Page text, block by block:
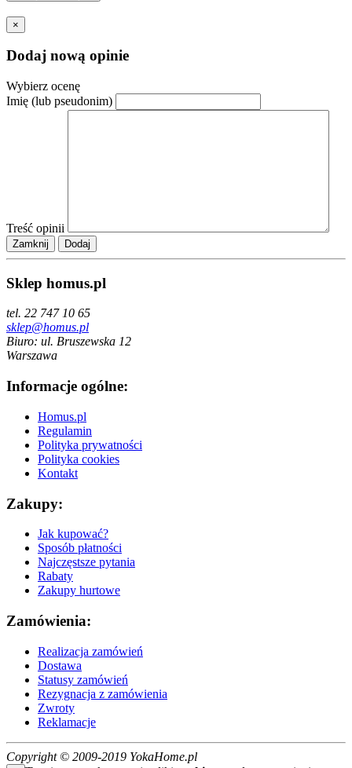
×
Dodaj nową opinie
Wybierz ocenę
Imię (lub pseudonim)
Treść opinii
Zamknij
Sklep homus.pl
tel. 22 747 10 65
sklep@homus.pl
Biuro: ul. Bruszewska 12
Warszawa
Informacje ogólne:
Homus.pl
Regulamin
Polityka prywatności
Polityka cookies
Kontakt
Zakupy:
Jak kupować?
Sposób płatności
Najczęstsze pytania
Rabaty
Zakupy hurtowe
Zamówienia:
Realizacja zamówień
Dostawa
Statusy zamówień
Rezygnacja z zamówienia
Zwroty
Reklamacje
Copyright © 2009-2019 YokaHome.pl